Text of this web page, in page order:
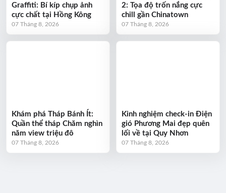
Graffiti: Bí kíp chụp ảnh
cực chất tại Hồng Kông
07 Tháng 8, 2026
2: Tọa độ trốn nắng cực
chill gần Chinatown
07 Tháng 8, 2026
Khám phá Tháp Bánh Ít:
Quần thể tháp Chăm nghìn
năm view triệu đô
07 Tháng 8, 2026
Kinh nghiệm check-in Điện
gió Phương Mai đẹp quên
lối về tại Quy Nhơn
07 Tháng 8, 2026